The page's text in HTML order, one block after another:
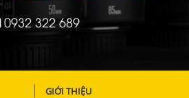
0932 322 689
GIỚI THIỆU